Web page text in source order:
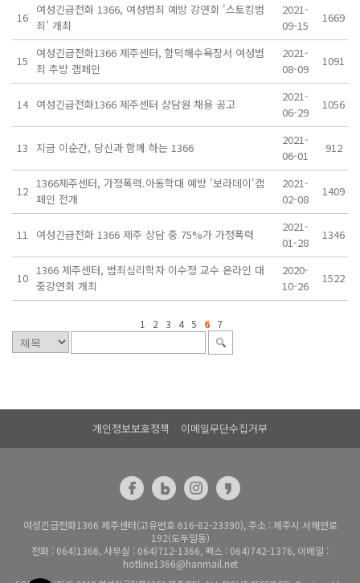
16
여성긴급전화 1366, 여성범죄 예방 강연회 '스토킹범
죄' 개최
2021-
09-15
1669
15
여성긴급전화1366 제주센터, 함덕해수욕장서 여성범
죄 추방 캠페인
2021-
08-09
1091
14 여성긴급전화1366 제주센터 상담원 채용 공고
2021-
06-29
1056
13 지금 이순간, 당신과 함께 하는 1366
2021-
06-01
912
12
1366제주센터, 가정폭력.아동학대 예방 '보라데이'캠
페인 전개
2021-
02-08
1409
11 여성긴급전화 1366 제주 상담 중 75%가 가정폭력
2021-
01-28
1346
10
1366 제주센터, 범죄심리학자 이수정 교수 온라인 대
중강연회 개최
2020-
10-26
1522
1 2 3 4 5 6 7
개인정보보호정책 이메일무단수집거부
여성긴급전화1366 제주센터(고유번호 616-82-23390), 주소 : 제주시 서해안로
192(도두일동)
전화 : 064)1366, 사무실 : 064)712-1366, 팩스 : 064)742-1376, 이메일 :
hotline1366@hanmail.net